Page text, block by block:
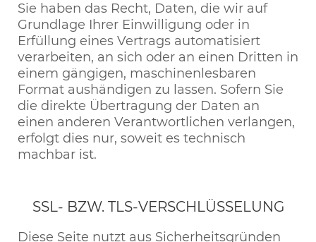
Sie haben das Recht, Daten, die wir auf
Grundlage Ihrer Einwilligung oder in
Erfüllung eines Vertrags automatisiert
verarbeiten, an sich oder an einen Dritten in
einem gängigen, maschinenlesbaren
Format aushändigen zu lassen. Sofern Sie
die direkte Übertragung der Daten an
einen anderen Verantwortlichen verlangen,
erfolgt dies nur, soweit es technisch
machbar ist.
SSL- BZW. TLS-VERSCHLÜSSELUNG
Diese Seite nutzt aus Sicherheitsgründen